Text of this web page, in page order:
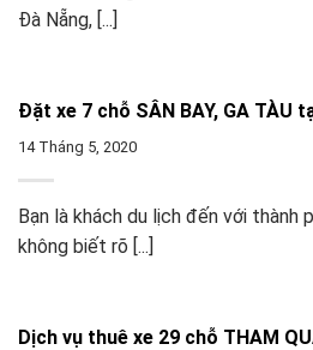
Đà Nẵng, [...]
Đặt xe 7 chỗ SÂN BAY, GA TÀU
14 Tháng 5, 2020
Bạn là khách du lịch đến với thành
không biết rõ [...]
Dịch vụ thuê xe 29 chỗ THAM